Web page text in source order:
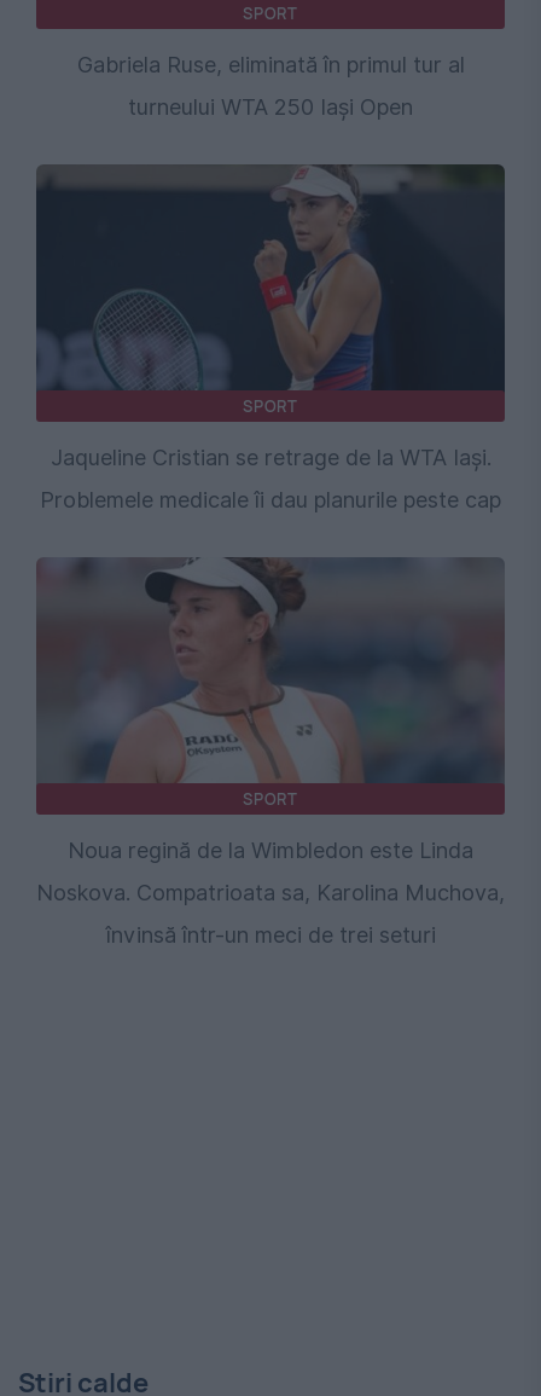
SPORT
Gabriela Ruse, eliminată în primul tur al
turneului WTA 250 Iași Open
SPORT
Jaqueline Cristian se retrage de la WTA Iași.
Problemele medicale îi dau planurile peste cap
SPORT
Noua regină de la Wimbledon este Linda
Noskova. Compatrioata sa, Karolina Muchova,
învinsă într-un meci de trei seturi
Stiri calde